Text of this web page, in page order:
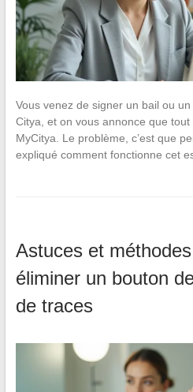
Vous venez de signer un bail ou
Citya, et on vous annonce que
MyCitya. Le problème, c’est que
expliqué comment fonctionne cet
Astuces et
éliminer un bouton
de traces